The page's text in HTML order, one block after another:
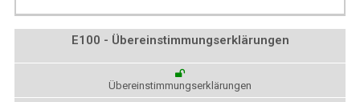
E100 - Übereinstimmungserklärungen
Übereinstimmungserklärungen